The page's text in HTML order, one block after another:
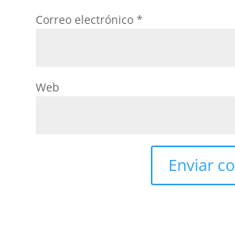
Correo electrónico *
Web